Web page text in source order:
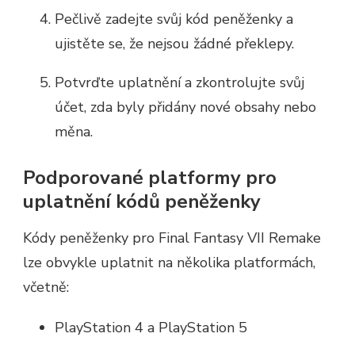
Pečlivě zadejte svůj kód peněženky a
ujistěte se, že nejsou žádné překlepy.
Potvrďte uplatnění a zkontrolujte svůj
účet, zda byly přidány nové obsahy nebo
měna.
Podporované platformy pro
uplatnění kódů peněženky
Kódy peněženky pro Final Fantasy VII Remake
lze obvykle uplatnit na několika platformách,
včetně:
PlayStation 4 a PlayStation 5